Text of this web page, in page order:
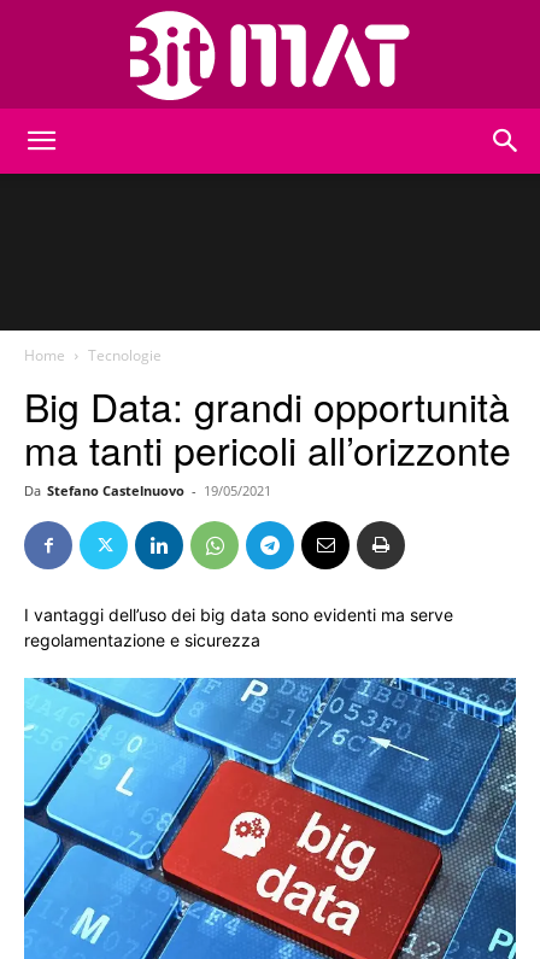
Home Tecnologie
Big Data: grandi opportunità
ma tanti pericoli all’orizzonte
Da Stefano Castelnuovo - 19/05/2021
I vantaggi dell’uso dei big data sono evidenti ma serve
regolamentazione e sicurezza